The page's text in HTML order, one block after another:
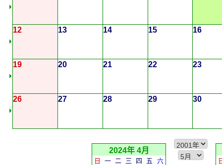
12 13 14 15 16
19 20 21 22 23
26 27 28 29 30
2024年 4月
日 一 二 三 四 五
六